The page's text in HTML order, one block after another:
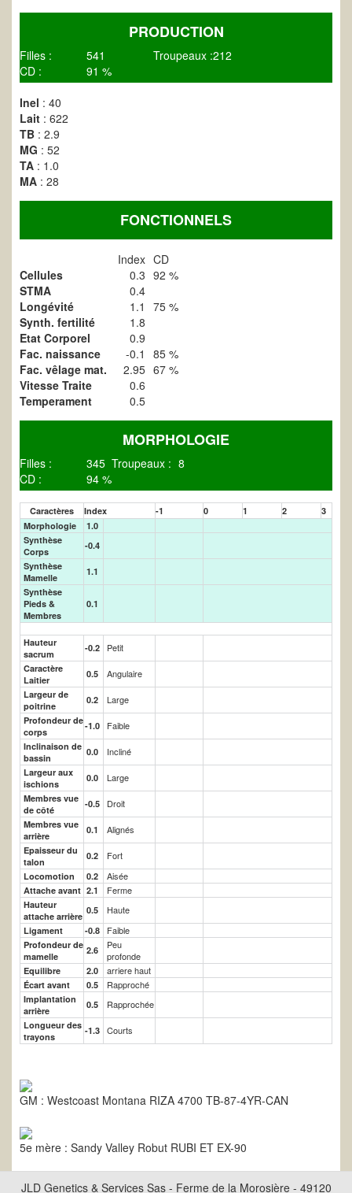
PRODUCTION
Filles : 541 Troupeaux :212
CD :
91 %
Inel : 40
Lait : 622
TB : 2.9
MG : 52
TA : 1.0
MA : 28
FONCTIONNELS
Index CD
Cellules
0.3 92 %
STMA
0.4
Longévité
1.1
75 %
Synth. fertilité
1.8
Etat Corporel
0.9
Fac. naissance
-0.1
85 %
Fac. vêlage mat.
2.95 67 %
Vitesse Traite
0.6
Temperament
0.5
MORPHOLOGIE
Filles : 345 Troupeaux : 8
CD :
94 %
Caractères Index -1 0 1 2
3
Morphologie
1.0
Synthèse
Corps
-0.4
Synthèse
Mamelle
1.1
Synthèse
Pieds &
Membres
0.1
Hauteur
sacrum
-0.2 Petit
Caractère
Laitier
0.5 Angulaire
Largeur de
poitrine
0.2 Large
Profondeur de
corps
-1.0 Faible
Inclinaison de
bassin
0.0 Incliné
Largeur aux
ischions
0.0 Large
Membres vue
de côté
-0.5 Droit
Membres vue
arrière
0.1 Alignés
Epaisseur du
talon
0.2 Fort
Locomotion 0.2 Aisée
Attache avant 2.1 Ferme
Hauteur
attache arrière
0.5 Haute
Ligament -0.8 Faible
Profondeur de
mamelle
2.6
Peu
profonde
Equilibre 2.0 arriere haut
Écart avant 0.5 Rapproché
Implantation
arrière
0.5 Rapprochée
Longueur des
trayons
-1.3 Courts
GM : Westcoast Montana RIZA 4700 TB-87-4YR-CAN
5e mère : Sandy Valley Robut RUBI ET EX-90
JLD Genetics & Services Sas - Ferme de la Morosière - 49120